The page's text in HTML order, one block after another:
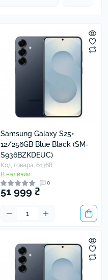
Samsung Galaxy S25+
12/256GB Blue Black (SM-
S936BZKDEUC)
Код товара: 61368
В наличии
0
51 999 ₴